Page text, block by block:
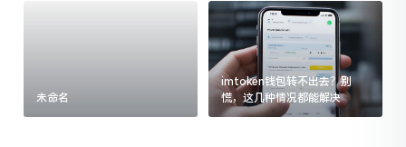
未命名
imtoken钱包转不出去？别
慌，这几种情况都能解决